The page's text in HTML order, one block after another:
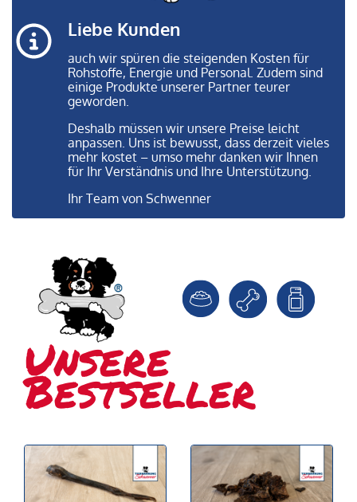
Liebe Kunden
auch wir spüren die steigenden Kosten für
Rohstoffe, Energie und Personal. Zudem sind
einige Produkte unserer Partner teurer
geworden.
Deshalb müssen wir unsere Preise leicht
anpassen. Uns ist bewusst, dass derzeit vieles
mehr kostet – umso mehr danken wir Ihnen
für Ihr Verständnis und Ihre Unterstützung.
Ihr Team von Schwenner
Unsere
Bestseller